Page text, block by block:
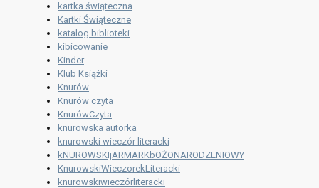
kartka świąteczna
Kartki Świąteczne
katalog biblioteki
kibicowanie
Kinder
Klub Książki
Knurów
Knurów czyta
KnurówCzyta
knurowska autorka
knurowski wieczór literacki
kNUROWSKIjARMARKbOŻONARODZENIOWY
KnurowskiWieczorekLiteracki
knurowskiwieczórliteracki